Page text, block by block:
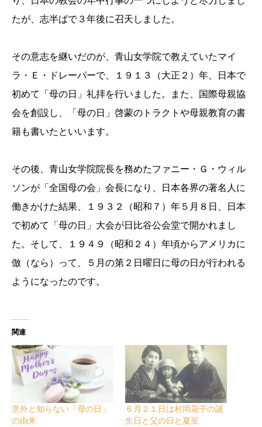
たが、志半ばで３年後に召天しました。
その意志を継いだのが、青山女学院で教えていたマイ
ラ・Ｅ・ドレーパーで、１９１３（大正２）年、日本で
初めて「母の日」礼拝を行いました。また、国際母親協
会を創設し、「母の日」啓蒙のトラクトや母親教育の書
籍も書いたといいます。
その後、青山女学院院長を務めたファニー・Ｇ・ウィル
ソンが「全国母の会」会長になり、日本各界の著名人に
働きかけた結果、１９３２（昭和７）年５月８日、日本
で初めて「母の日」大会が日比谷公会堂で開かれまし
た。そして、１９４９（昭和２４）年頃からアメリカに
倣（なら）って、５月の第２日曜日に母の日が行われる
ようになったのです。
関連
意外と知らない「母の日」
の由来
６月２１日は村岡花子の誕
生日と父の日と夏至